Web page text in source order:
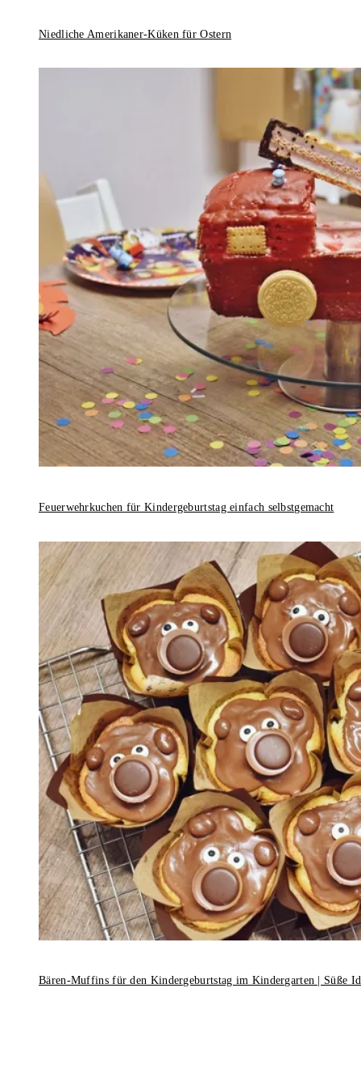
Niedliche Amerikaner-Küken für Ostern
Feuerwehrkuchen für Kindergeburtstag einfach selbstgemacht
Bären-Muffins für den Kindergeburtstag im Kindergarten | Süße